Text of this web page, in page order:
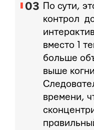
По сути,
контрол
вместо 1
больше
выше
времени,